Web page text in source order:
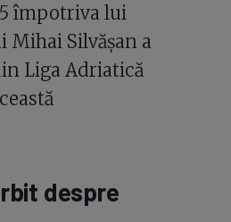
împotriva lui
Mihai Silvășan a
Liga Adriatică
despre